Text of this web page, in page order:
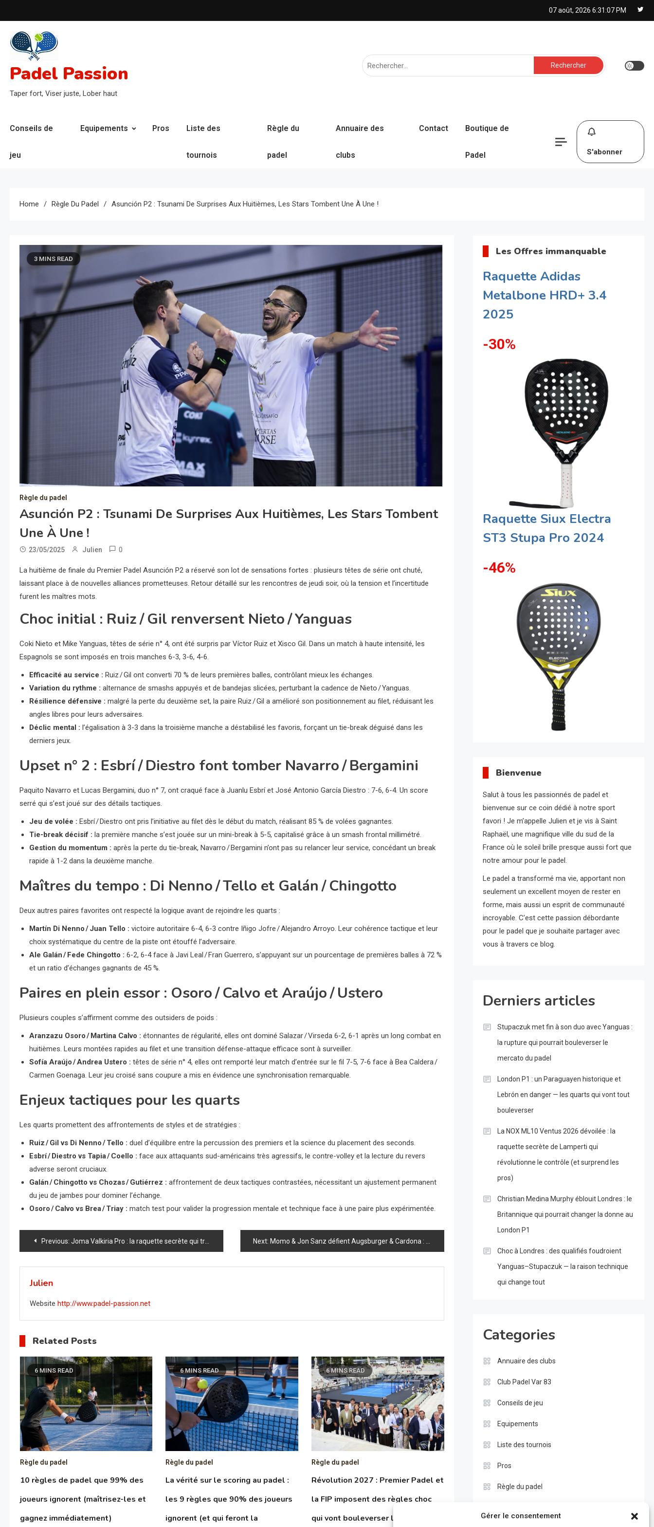
Gérer le consentement
to
content
07 août, 2026 6:31:08 PM
Padel Passion
Taper fort, Viser juste, Lober haut
Rechercher :
Conseils de
jeu
Equipements Pros Liste des
tournois
Règle du
padel
Annuaire des
clubs
Contact Boutique de
Padel S'abonner
Home Règle Du Padel Asunción P2 : Tsunami De Surprises Aux Huitièmes, Les Stars Tombent Une À Une !
3 MINS READ
Règle du padel
Asunción P2 : Tsunami De Surprises Aux Huitièmes, Les Stars Tombent
Une À Une !
23/05/2025 Julien 0
La huitième de finale du Premier Padel Asunción P2 a réservé son lot de sensations fortes : plusieurs têtes de série ont chuté,
laissant place à de nouvelles alliances prometteuses. Retour détaillé sur les rencontres de jeudi soir, où la tension et l’incertitude
furent les maîtres mots.
Choc initial : Ruiz / Gil renversent Nieto / Yanguas
Coki Nieto et Mike Yanguas, têtes de série n° 4, ont été surpris par Víctor Ruiz et Xisco Gil. Dans un match à haute intensité, les
Espagnols se sont imposés en trois manches 6-3, 3-6, 4-6.
Efficacité au service : Ruiz / Gil ont converti 70 % de leurs premières balles, contrôlant mieux les échanges.
Variation du rythme : alternance de smashs appuyés et de bandejas slicées, perturbant la cadence de Nieto / Yanguas.
Résilience défensive : malgré la perte du deuxième set, la paire Ruiz / Gil a amélioré son positionnement au filet, réduisant les
angles libres pour leurs adversaires.
Déclic mental : l’égalisation à 3-3 dans la troisième manche a déstabilisé les favoris, forçant un tie-break déguisé dans les
derniers jeux.
Upset n° 2 : Esbrí / Diestro font tomber Navarro / Bergamini
Paquito Navarro et Lucas Bergamini, duo n° 7, ont craqué face à Juanlu Esbrí et José Antonio García Diestro : 7-6, 6-4. Un score
serré qui s’est joué sur des détails tactiques.
Jeu de volée : Esbrí / Diestro ont pris l’initiative au filet dès le début du match, réalisant 85 % de volées gagnantes.
Tie-break décisif : la première manche s’est jouée sur un mini-break à 5-5, capitalisé grâce à un smash frontal millimétré.
Gestion du momentum : après la perte du tie-break, Navarro / Bergamini n’ont pas su relancer leur service, concédant un break
rapide à 1-2 dans la deuxième manche.
Maîtres du tempo : Di Nenno / Tello et Galán / Chingotto
Deux autres paires favorites ont respecté la logique avant de rejoindre les quarts :
Martín Di Nenno / Juan Tello : victoire autoritaire 6-4, 6-3 contre Iñigo Jofre / Alejandro Arroyo. Leur cohérence tactique et leur
choix systématique du centre de la piste ont étouffé l’adversaire.
Ale Galán / Fede Chingotto : 6-2, 6-4 face à Javi Leal / Fran Guerrero, s’appuyant sur un pourcentage de premières balles à 72 %
et un ratio d’échanges gagnants de 45 %.
Paires en plein essor : Osoro / Calvo et Araújo / Ustero
Plusieurs couples s’affirment comme des outsiders de poids :
Aranzazu Osoro / Martina Calvo : étonnantes de régularité, elles ont dominé Salazar / Virseda 6-2, 6-1 après un long combat en
huitièmes. Leurs montées rapides au filet et une transition défense-attaque efficace sont à surveiller.
Sofía Araújo / Andrea Ustero : têtes de série n° 4, elles ont remporté leur match d’entrée sur le fil 7-5, 7-6 face à Bea Caldera /
Carmen Goenaga. Leur jeu croisé sans coupure a mis en évidence une synchronisation remarquable.
Enjeux tactiques pour les quarts
Les quarts promettent des affrontements de styles et de stratégies :
Ruiz / Gil vs Di Nenno / Tello : duel d’équilibre entre la percussion des premiers et la science du placement des seconds.
Esbrí / Diestro vs Tapia / Coello : face aux attaquants sud-américains très agressifs, le contre-volley et la lecture du revers
adverse seront cruciaux.
Galán / Chingotto vs Chozas / Gutiérrez : affrontement de deux tactiques contrastées, nécessitant un ajustement permanent
du jeu de jambes pour dominer l’échange.
Osoro / Calvo vs Brea / Triay : match test pour valider la progression mentale et technique face à une paire plus expérimentée.
Navigation
de
l’article
Previous: Joma Valkiria Pro : la raquette secrète qui transformera votre jeu dès le premier coup ! Next: Momo & Jon Sanz défient Augsburger & Cardona : le duel immanquable qui va tout changer à l’Asunción P2 !
Julien
Website http://www.padel-passion.net
Related Posts
6 MINS READ
Règle du padel
10 règles de padel que 99% des
joueurs ignorent (maîtrisez-les et
gagnez immédiatement)
6 MINS READ
Règle du padel
La vérité sur le scoring au padel :
les 9 règles que 90% des joueurs
ignorent (et qui feront la
6 MINS READ
Règle du padel
Révolution 2027 : Premier Padel et
la FIP imposent des règles choc
qui vont bouleverser le circuit et
Les Offres immanquable
Raquette Adidas
Metalbone HRD+ 3.4
2025
-30%
Raquette Siux Electra
ST3 Stupa Pro 2024
-46%
Bienvenue
Salut à tous les passionnés de padel et
bienvenue sur ce coin dédié à notre sport
favori ! Je m’appelle Julien et je vis à Saint
Raphaël, une magnifique ville du sud de la
France où le soleil brille presque aussi fort que
notre amour pour le padel.
Le padel a transformé ma vie, apportant non
seulement un excellent moyen de rester en
forme, mais aussi un esprit de communauté
incroyable. C’est cette passion débordante
pour le padel que je souhaite partager avec
vous à travers ce blog.
Derniers articles
Stupaczuk met fin à son duo avec Yanguas :
la rupture qui pourrait bouleverser le
mercato du padel
London P1 : un Paraguayen historique et
Lebrón en danger — les quarts qui vont tout
bouleverser
La NOX ML10 Ventus 2026 dévoilée : la
raquette secrète de Lamperti qui
révolutionne le contrôle (et surprend les
pros)
Christian Medina Murphy éblouit Londres : le
Britannique qui pourrait changer la donne au
London P1
Choc à Londres : des qualifiés foudroient
Yanguas–Stupaczuk — la raison technique
qui change tout
Categories
Annuaire des clubs
Club Padel Var 83
Conseils de jeu
Equipements
Liste des tournois
Pros
Règle du padel